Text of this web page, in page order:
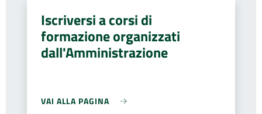
Iscriversi a corsi di
formazione organizzati
dall'Amministrazione
VAI ALLA PAGINA